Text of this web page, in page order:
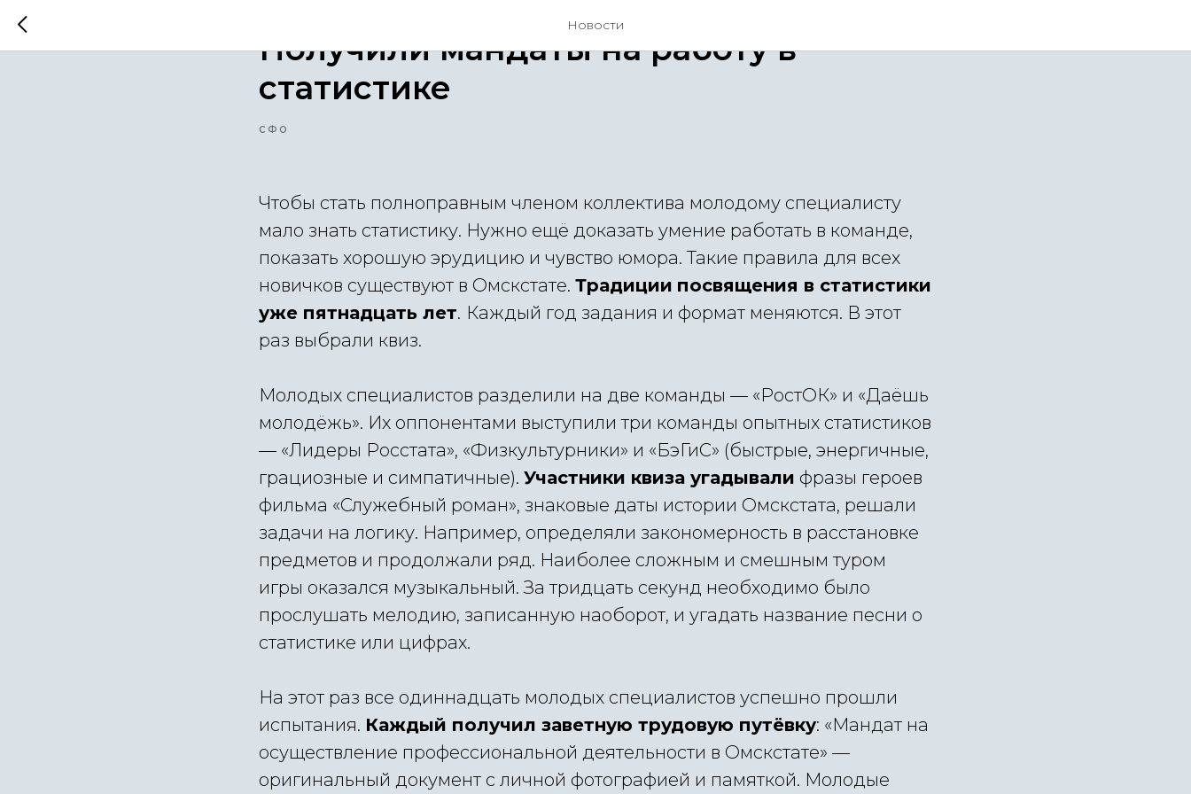
Новости
Получили мандаты на работу в
статистике
СФО
Чтобы стать полноправным членом коллектива молодому специалисту
мало знать статистику. Нужно ещё доказать умение работать в команде,
показать хорошую эрудицию и чувство юмора. Такие правила для всех
новичков существуют в Омскстате. Традиции посвящения в статистики
уже пятнадцать лет. Каждый год задания и формат меняются. В этот
раз выбрали квиз.
Молодых специалистов разделили на две команды — «РостОК» и «Даёшь
молодёжь». Их оппонентами выступили три команды опытных статистиков
— «Лидеры Росстата», «Физкультурники» и «БэГиС» (быстрые, энергичные,
грациозные и симпатичные). Участники квиза угадывали фразы героев
фильма «Служебный роман», знаковые даты истории Омскстата, решали
задачи на логику. Например, определяли закономерность в расстановке
предметов и продолжали ряд. Наиболее сложным и смешным туром
игры оказался музыкальный. За тридцать секунд необходимо было
прослушать мелодию, записанную наоборот, и угадать название песни о
статистике или цифрах.
На этот раз все одиннадцать молодых специалистов успешно прошли
испытания. Каждый получил заветную трудовую путёвку: «Мандат на
осуществление профессиональной деятельности в Омскстате» —
оригинальный документ с личной фотографией и памяткой. Молодые